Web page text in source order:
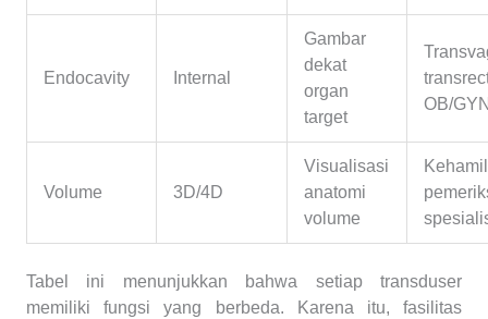
Endocavity Internal
Gambar
dekat
organ
target
OB/
Volume 3D/4D
Visualisasi
anatomi
volume
Tabel ini menunjukkan bahwa setiap transduser
memiliki fungsi yang berbeda. Karena itu, fasilitas